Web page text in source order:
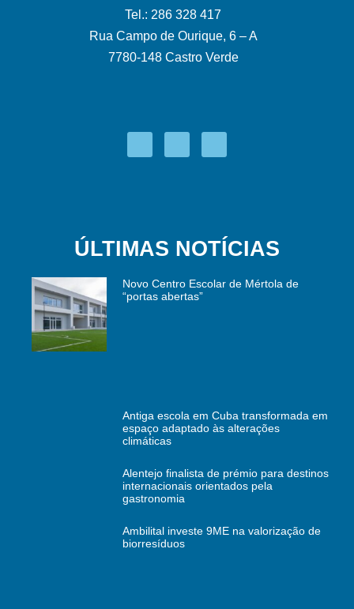
Tel.: 286 328 417
Rua Campo de Ourique, 6 – A
7780-148 Castro Verde
ÚLTIMAS NOTÍCIAS
Novo Centro Escolar de Mértola de
“portas abertas”
Antiga escola em Cuba transformada em
espaço adaptado às alterações
climáticas
Alentejo finalista de prémio para destinos
internacionais orientados pela
gastronomia
Ambilital investe 9ME na valorização de
biorresíduos